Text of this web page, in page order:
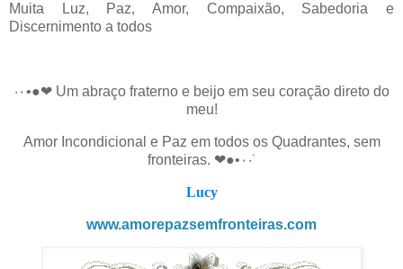
Muita Luz, Paz, Amor, Compaixão, Sabedoria e
Discernimento a todos
·٠•●❤ Um abraço fraterno e beijo em seu coração direto do
meu!
Amor Incondicional e Paz em todos os Quadrantes, sem
fronteiras. ❤●•٠·˙
Lucy
www.amorepazsemfronteiras.com